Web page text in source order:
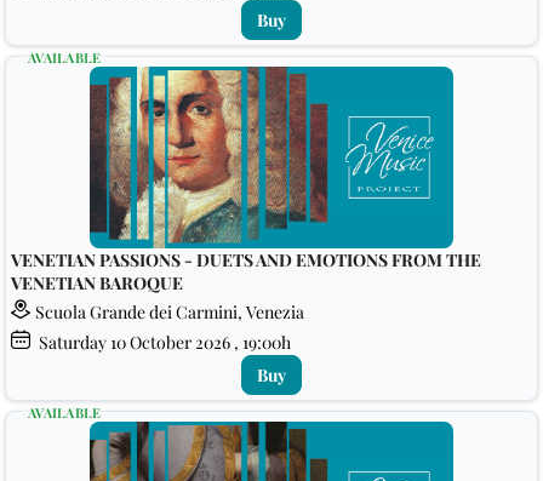
Buy
VENETIAN PASSIONS - DUETS AND EMOTIONS FROM THE
VENETIAN BAROQUE
Scuola Grande dei Carmini, Venezia
Saturday10October 2026 , 19:00h
AVAILABLE
Buy
AVAILABLE